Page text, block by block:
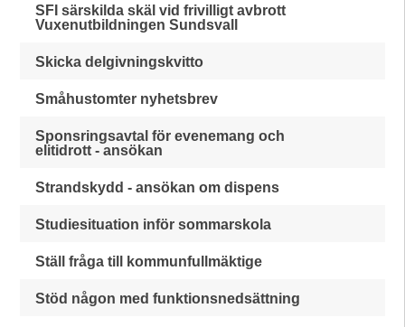
SFI särskilda skäl vid frivilligt avbrott
Vuxenutbildningen Sundsvall
Skicka delgivningskvitto
Småhustomter nyhetsbrev
Sponsringsavtal för evenemang och
elitidrott - ansökan
Strandskydd - ansökan om dispens
Studiesituation inför sommarskola
Ställ fråga till kommunfullmäktige
Stöd någon med funktionsnedsättning